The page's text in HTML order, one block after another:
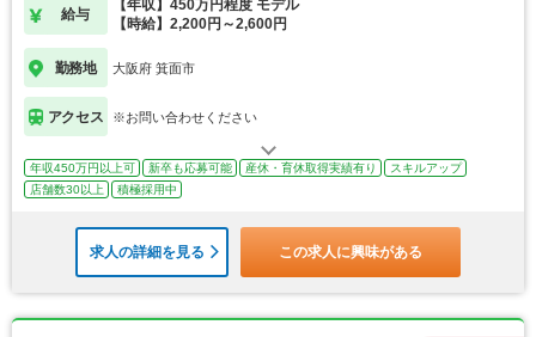
給与
【年収】450万円程度 モデル
【時給】2,200円～2,600円
勤務地 大阪府 箕面市
アクセス ※お問い合わせください
年収450万円以上可 新卒も応募可能 産休・育休取得実績有り
スキルアップ
店舗数30以上
積極採用中
求人の詳細を見る この求人に興味がある